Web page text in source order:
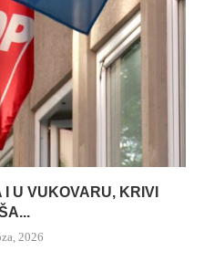
U VUKOVARU, KRIVI
2026